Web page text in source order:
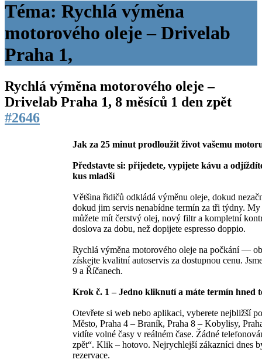
Téma: Rychlá výměna
motorového oleje – Drivelab
Praha 1,
Rychlá výměna motorového oleje –
Drivelab Praha 1, 8 měsíců 1 den zpět
#2646
Jak za 25 minut prodloužit život vašemu
Představte si: přijedete, vypijete kávu a
kus mladší
Většina řidičů odkládá výměnu oleje, dokud
dokud jim servis nenabídne termín za tři týdny.
můžete mít čerstvý olej, nový filtr a kompletní
doslova za dobu, než dopijete espresso doppio.
Rychlá výměna motorového oleje na počkání —
získejte kvalitní autoservis za dostupnou cenu.
9 a Říčanech.
Krok č. 1 – Jedno kliknutí a máte termín hned
Otevřete si web nebo aplikaci, vyberete nejbližší
Město, Praha 4 – Braník, Praha 8 – Kobylisy,
vidíte volné časy v reálném čase. Žádné
zpět“. Klik – hotovo. Nejrychlejší zákazníci dnes
rezervace.